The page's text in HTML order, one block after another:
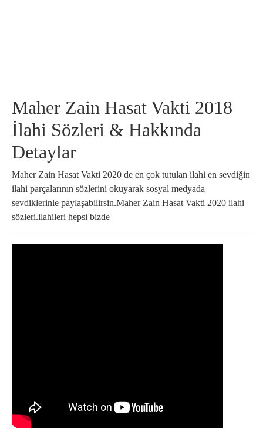
Maher Zain Hasat Vakti 2018
İlahi Sözleri & Hakkında
Detaylar
Maher Zain Hasat Vakti 2020 de en çok tutulan ilahi en sevdiğin
ilahi parçalarının sözlerini okuyarak sosyal medyada
sevdiklerinle paylaşabilirsin.Maher Zain Hasat Vakti 2020 ilahi
sözleri.ilahileri hepsi bizde